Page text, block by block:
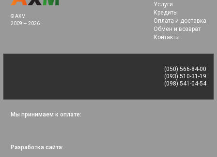
© AXM
2009 — 2026
Услуги
Кредиты
Оплата и доставка
Обмен и возврат
Контакты
(050) 566-84-00
(093) 510-31-19
(098) 541-04-54
Мы принимаем к оплате:
Разработка сайта: